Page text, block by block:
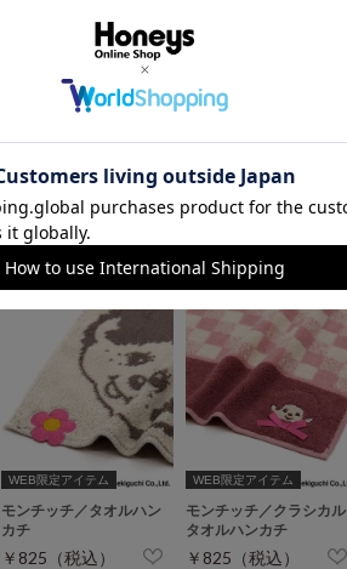
おぱんちゅうさぎ／アッ
プタオル
ピーターラビット（Ｔ
Ｍ）／ピーターのしっぽ
WEB限定アイテム
モンチッチ／タオルハン
カチ
￥825（税込）
WEB限定アイテム
モンチッチ／クラシカル
タオルハンカチ
￥825（税込）